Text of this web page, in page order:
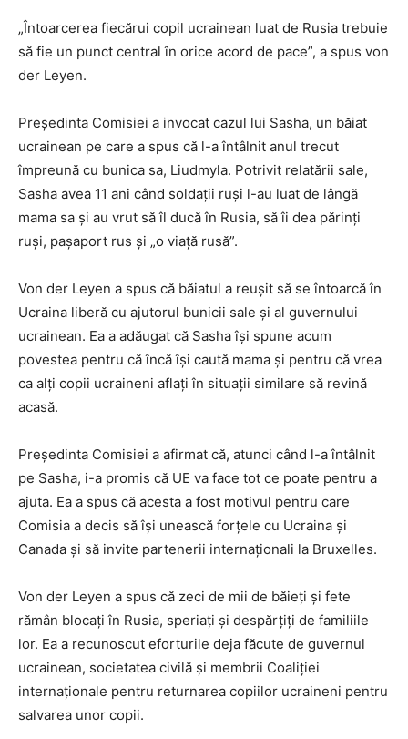
„Întoarcerea fiecărui copil ucrainean luat de Rusia trebuie
să fie un punct central în orice acord de pace”, a spus von
der Leyen.
Președinta Comisiei a invocat cazul lui Sasha, un băiat
ucrainean pe care a spus că l-a întâlnit anul trecut
împreună cu bunica sa, Liudmyla. Potrivit relatării sale,
Sasha avea 11 ani când soldații ruși l-au luat de lângă
mama sa și au vrut să îl ducă în Rusia, să îi dea părinți
ruși, pașaport rus și „o viață rusă”.
Von der Leyen a spus că băiatul a reușit să se întoarcă în
Ucraina liberă cu ajutorul bunicii sale și al guvernului
ucrainean. Ea a adăugat că Sasha își spune acum
povestea pentru că încă își caută mama și pentru că vrea
ca alți copii ucraineni aflați în situații similare să revină
acasă.
Președinta Comisiei a afirmat că, atunci când l-a întâlnit
pe Sasha, i-a promis că UE va face tot ce poate pentru a
ajuta. Ea a spus că acesta a fost motivul pentru care
Comisia a decis să își unească forțele cu Ucraina și
Canada și să invite partenerii internaționali la Bruxelles.
Von der Leyen a spus că zeci de mii de băieți și fete
rămân blocați în Rusia, speriați și despărțiți de familiile
lor. Ea a recunoscut eforturile deja făcute de guvernul
ucrainean, societatea civilă și membrii Coaliției
internaționale pentru returnarea copiilor ucraineni pentru
salvarea unor copii.